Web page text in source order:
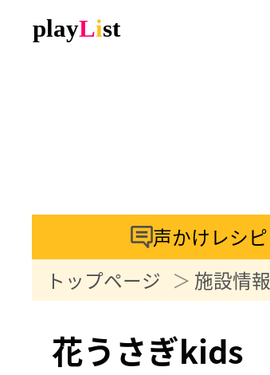
声かけレシピ
トップページ
施設情報
花うさぎkids